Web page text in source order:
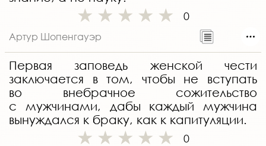
0
Артур Шопенгауэр
Первая заповедь женской чести
заключается в том, чтобы не вступать
во внебрачное сожительство
с мужчинами, дабы каждый мужчина
вынуждался к браку, как к капитуляции.
0